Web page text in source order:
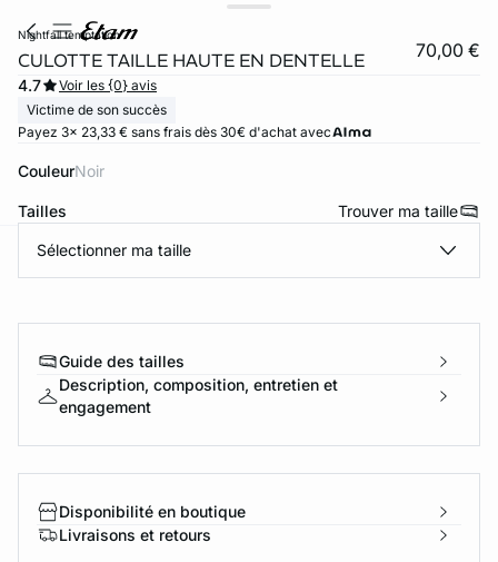
nightfall temptation
CULOTTE TAILLE HAUTE EN DENTELLE 70,00 €
4.7
Voir les {0} avis
Victime de son succès
Payez 3x 23,33 € sans frais dès 30€ d'achat avec
Couleur noir
Tailles Trouver ma taille
Sélectionner ma taille
Guide des tailles
Description, composition, entretien et
engagement
Disponibilité en boutique
Livraisons et retours